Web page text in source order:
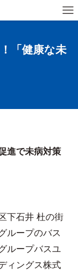
「健康な未
進で未病対策
下石井 杜の街
ループのバス
ループバスユ
ィングス株式